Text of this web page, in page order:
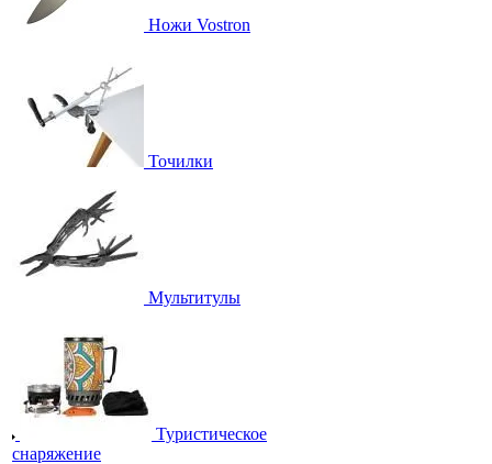
Ножи Vostron
Точилки
Мультитулы
Туристическое
снаряжение